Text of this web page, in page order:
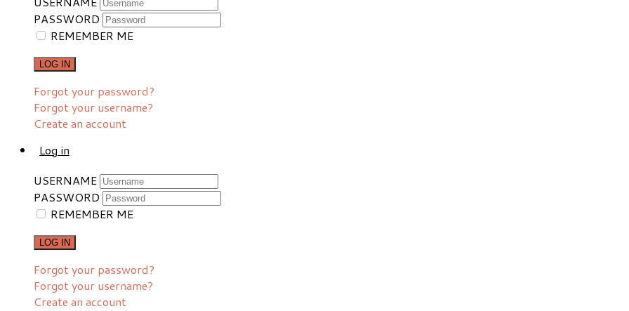
PASSWORD
REMEMBER ME
LOG IN
Forgot your password?
Forgot your username?
Create an account
Log in
USERNAME
PASSWORD
REMEMBER ME
LOG IN
Forgot your password?
Forgot your username?
Create an account